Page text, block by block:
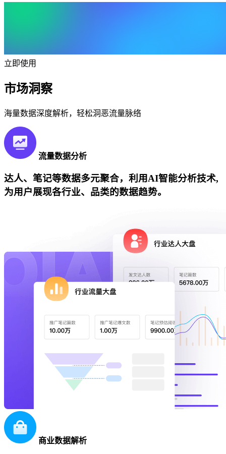
立即使用
市场洞察
海量数据深度解析，轻松洞恶流量脉络
流量数据分析
达人、笔记等数据多元聚合，利用AI智能分析技术,
为用户展现各行业、品类的数据趋势。
商业数据解析